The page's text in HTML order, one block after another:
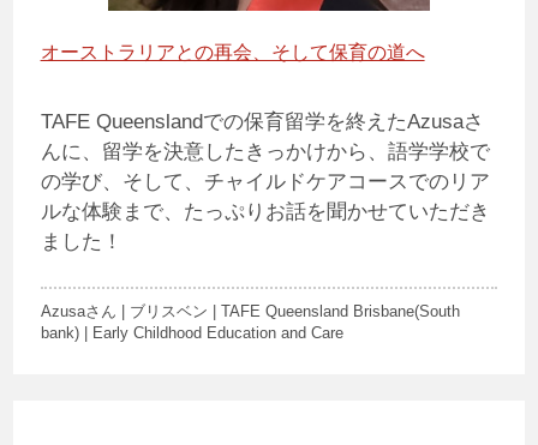
オーストラリアとの再会、そして保育の道へ
TAFE Queenslandでの保育留学を終えたAzusaさ
んに、留学を決意したきっかけから、語学学校で
の学び、そして、チャイルドケアコースでのリア
ルな体験まで、たっぷりお話を聞かせていただき
ました！
Azusaさん | ブリスベン | TAFE Queensland Brisbane(South
bank) | Early Childhood Education and Care